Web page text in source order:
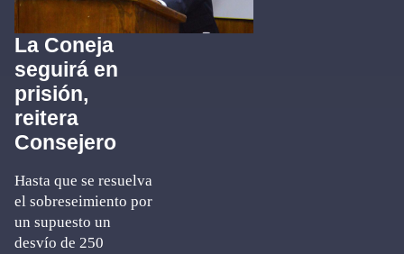
La Coneja
seguirá en
prisión,
reitera
Consejero
Hasta que se resuelva
el sobreseimiento por
un supuesto un
desvío de 250